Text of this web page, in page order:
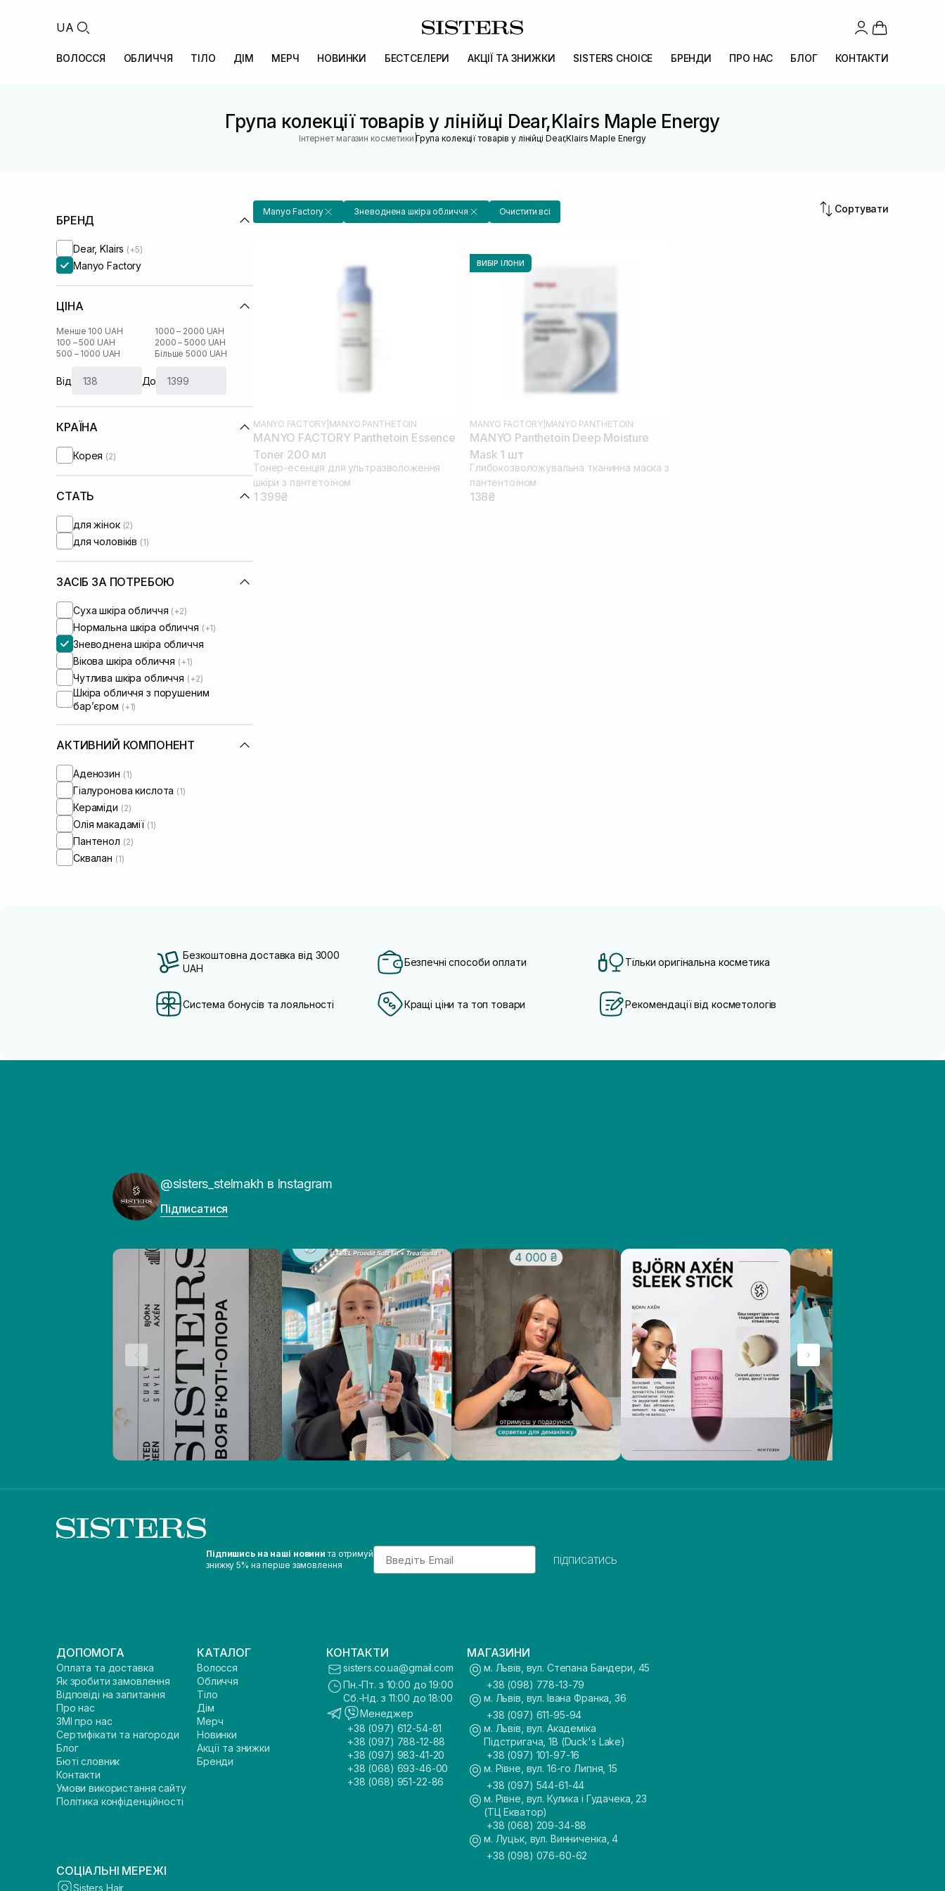
UA
ВОЛОССЯ ОБЛИЧЧЯ ТІЛО ДІМ МЕРЧ НОВИНКИ БЕСТСЕЛЕРИ АКЦІЇ ТА ЗНИЖКИ SISTERS CHOICE БРЕНДИ ПРО НАС БЛОГ КОНТАКТИ
Група колекції товарів у лінійці Dear,Klairs Maple Energy
Інтернет магазин косметики |Група колекції товарів у лінійці Dear,Klairs Maple Energy
БРЕНД
Dear, Klairs (+5)
Manyo Factory
ЦІНА
Менше 100 UAH
100 – 500 UAH
500 – 1000 UAH
1000 – 2000 UAH
2000 – 5000 UAH
Більше 5000 UAH
Від До
КРАЇНА
Корея (2)
СТАТЬ
для жінок (2)
для чоловіків (1)
ЗАСІБ ЗА ПОТРЕБОЮ
Суха шкіра обличчя (+2)
Нормальна шкіра обличчя (+1)
Зневоднена шкіра обличчя
Вікова шкіра обличчя (+1)
Чутлива шкіра обличчя (+2)
Шкіра обличчя з порушеним
барʼєром (+1)
АКТИВНИЙ КОМПОНЕНТ
Аденозин (1)
Гіалуронова кислота (1)
Кераміди (2)
Олія макадамії (1)
Пантенол (2)
Сквалан (1)
Manyo Factory Зневоднена шкіра обличчя Очистити всі Сортувати
MANYO FACTORY| MANYO PANTHETOIN
MANYO FACTORY Panthetoin Essence
Toner 200 мл
Тонер-есенція для ультразволоження
шкіри з пантетоїном
1 399₴
ВИБІР ІЛОНИ
MANYO FACTORY| MANYO PANTHETOIN
MANYO Panthetoin Deep Moisture
Mask 1 шт
Глибокозволожувальна тканинна маска з
пантентоїном
138₴
Безкоштовна доставка від 3000
UAH
Безпечні способи оплати Тільки оригінальна косметика
Система бонусів та лояльності Кращі ціни та топ товари Рекомендації від косметологів
@sisters_stelmakh в Instagram
Підписатися
Підпишись на наші новини та отримуй
знижку 5% на перше замовлення
Email
підписатись
ДОПОМОГА
Оплата та доставка
Як зробити замовлення
Відповіді на запитання
Про нас
ЗМІ про нас
Сертифікати та нагороди
Блог
Бюті словник
Контакти
Умови використання сайту
Політика конфіденційності
КАТАЛОГ
Волосся
Обличчя
Тіло
Дім
Мерч
Новинки
Акції та знижки
Бренди
КОНТАКТИ
sisters.co.ua@gmail.com
Пн.-Пт. з 10:00 до 19:00
Сб.-Нд. з 11:00 до 18:00
Менеджер
+38 (097) 612-54-81
+38 (097) 788-12-88
+38 (097) 983-41-20
+38 (068) 693-46-00
+38 (068) 951-22-86
МАГАЗИНИ
м. Львів, вул. Степана Бандери, 45
+38 (098) 778-13-79
м. Львів, вул. Івана Франка, 36
+38 (097) 611-95-94
м. Львів, вул. Академіка
Підстригача, 1В (Duck's Lake)
+38 (097) 101-97-16
м. Рівне, вул. 16-го Липня, 15
+38 (097) 544-61-44
м. Рівне, вул. Кулика і Гудачека, 23
(ТЦ Екватор)
+38 (068) 209-34-88
м. Луцьк, вул. Винниченка, 4
+38 (098) 076-60-62
СОЦІАЛЬНІ МЕРЕЖІ
Sisters Hair